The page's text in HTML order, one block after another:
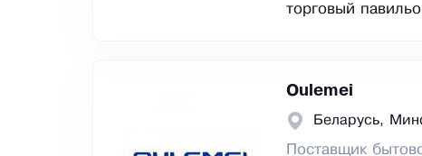
торговый
Oulemei
Беларусь,
Поставщик